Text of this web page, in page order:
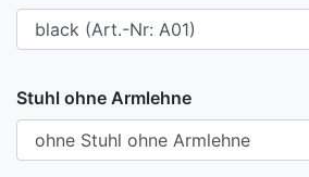
Stuhl ohne Armlehne